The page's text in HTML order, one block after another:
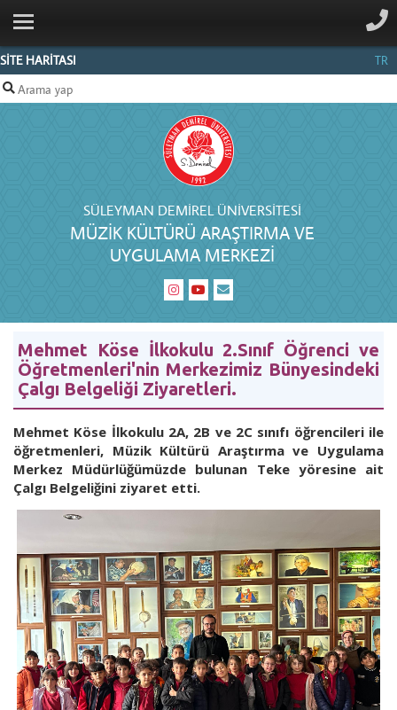
SİTE HARİTASI TR
SÜLEYMAN DEMIREL ÜNIVERSITESI
MÜZIK KÜLTÜRÜ ARAŞTIRMA VE
UYGULAMA MERKEZI
ANA SAYFA
MERKEZ
HAKKINDA
BELGELIK
Mehmet Köse İlkokulu 2.Sınıf Öğrenci ve
Öğretmenleri'nin Merkezimiz Bünyesindeki
Çalgı Belgeliği Ziyaretleri.
Mehmet Köse İlkokulu 2A, 2B ve 2C sınıfı öğrencileri ile
öğretmenleri, Müzik Kültürü Araştırma ve Uygulama
Merkez Müdürlüğümüzde bulunan Teke yöresine ait
Çalgı Belgeliğini ziyaret etti.